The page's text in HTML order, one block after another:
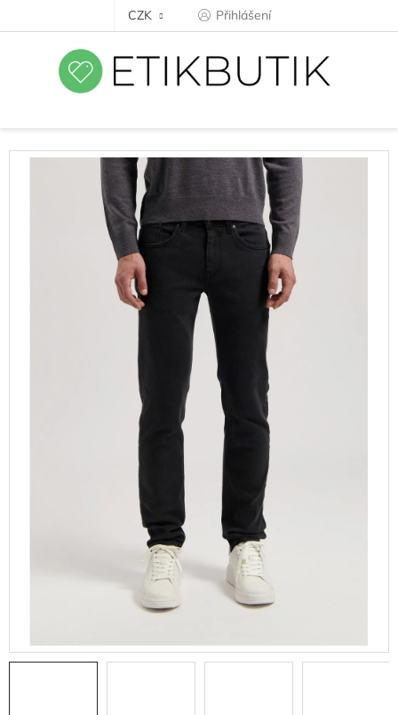
CZK Přihlášení